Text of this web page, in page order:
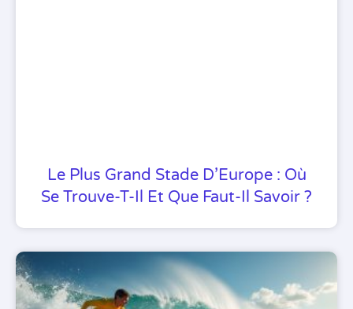
Le Plus Grand Stade D’Europe : Où
Se Trouve-T-Il Et Que Faut-Il Savoir ?